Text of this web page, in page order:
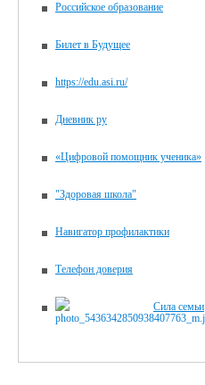
Российское образование
Билет в Будущее
https://edu.asi.ru/
Дневник ру
«Цифровой помощник ученика»
"Здоровая школа"
Навигатор профилактики
Телефон доверия
Сила семьи